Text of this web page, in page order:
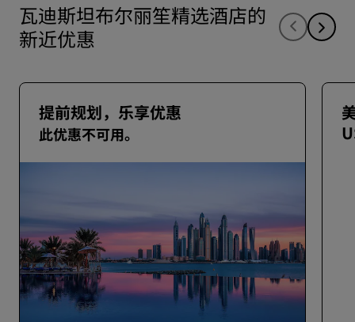
瓦迪斯坦布尔丽笙精选酒店的
新近优惠
提前规划，乐享优惠
此优惠不可用。